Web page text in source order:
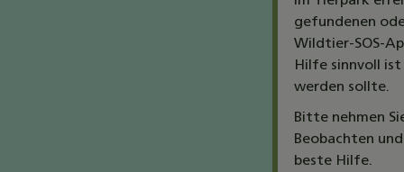
gefundenen
Wildtier-SOS-
Hilfe sinnvoll
werden sollte.
Bitte nehmen
Beobachten
beste Hilfe.